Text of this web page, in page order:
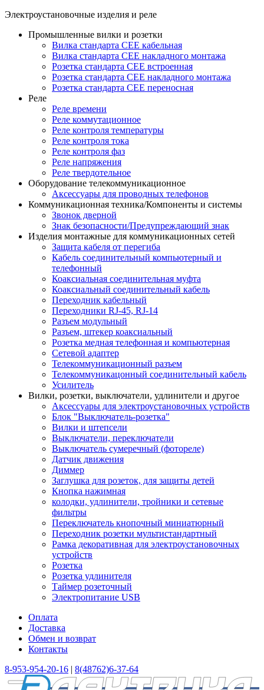
Электроустановочные изделия и реле
Промышленные вилки и розетки
Вилка стандарта CEE кабельная
Вилка стандарта CEE накладного монтажа
Розетка стандарта CEE встроенная
Розетка стандарта СЕЕ накладного монтажа
Розетка стандарта СЕЕ переносная
Реле
Реле времени
Реле коммутационное
Реле контроля температуры
Реле контроля тока
Реле контроля фаз
Реле напряжения
Реле твердотельное
Оборудование телекоммуникационное
Аксессуары для проводных телефонов
Коммуникационная техника/Компоненты и системы
Звонок дверной
Знак безопасности/Предупреждающий знак
Изделия монтажные для коммуникационных сетей
Защита кабеля от перегиба
Кабель соединительный компьютерный и
телефонный
Коаксиальная соединительная муфта
Коаксиальный соединительный кабель
Переходник кабельный
Переходники RJ-45, RJ-14
Разъем модульный
Разъем, штекер коаксиальный
Розетка медная телефонная и компьютерная
Сетевой адаптер
Телекоммуникационный разъем
Телекоммуникацонный соединительный кабель
Усилитель
Вилки, розетки, выключатели, удлинители и другое
Аксессуары для электроустановочных устройств
Блок "Выключатель-розетка"
Вилки и штепсели
Выключатели, переключатели
Выключатель сумеречный (фотореле)
Датчик движения
Диммер
Заглушка для розеток, для защиты детей
Кнопка нажимная
колодки, удлинители, тройники и сетевые
фильтры
Переключатель кнопочный миниатюрный
Переходник розетки мультистандартный
Рамка декоративная для электроустановочных
устройств
Розетка
Розетка удлинителя
Таймер розеточный
Электропитание USB
Оплата
Доставка
Обмен и возврат
Контакты
8-953-954-20-16 | 8(48762)6-37-64